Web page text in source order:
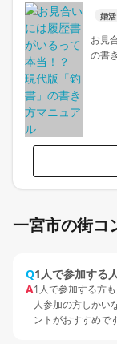
婚
お見
の書
一宮市の街コ
Q1人で参加する
A1人で参加する方
人参加の方しかい
ントがおすすめです